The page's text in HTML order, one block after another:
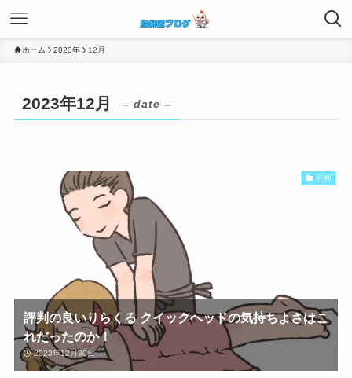
ホーム 2023年 12月
2023年12月 – date –
評判
評判の良いりらくる クイックヘッドの気持ちよさはこ
れだったのか！
2023年12月30日